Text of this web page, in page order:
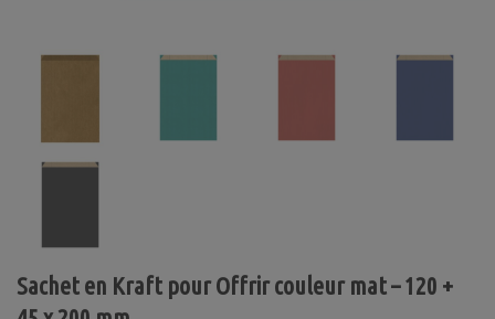
Sachet en Kraft pour Offrir couleur mat – 120 +